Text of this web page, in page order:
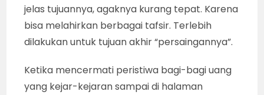
jelas tujuannya, agaknya kurang tepat. Karena
bisa melahirkan berbagai tafsir. Terlebih
dilakukan untuk tujuan akhir “persaingannya”.
Ketika mencermati peristiwa bagi-bagi uang
yang kejar-kejaran sampai di halaman